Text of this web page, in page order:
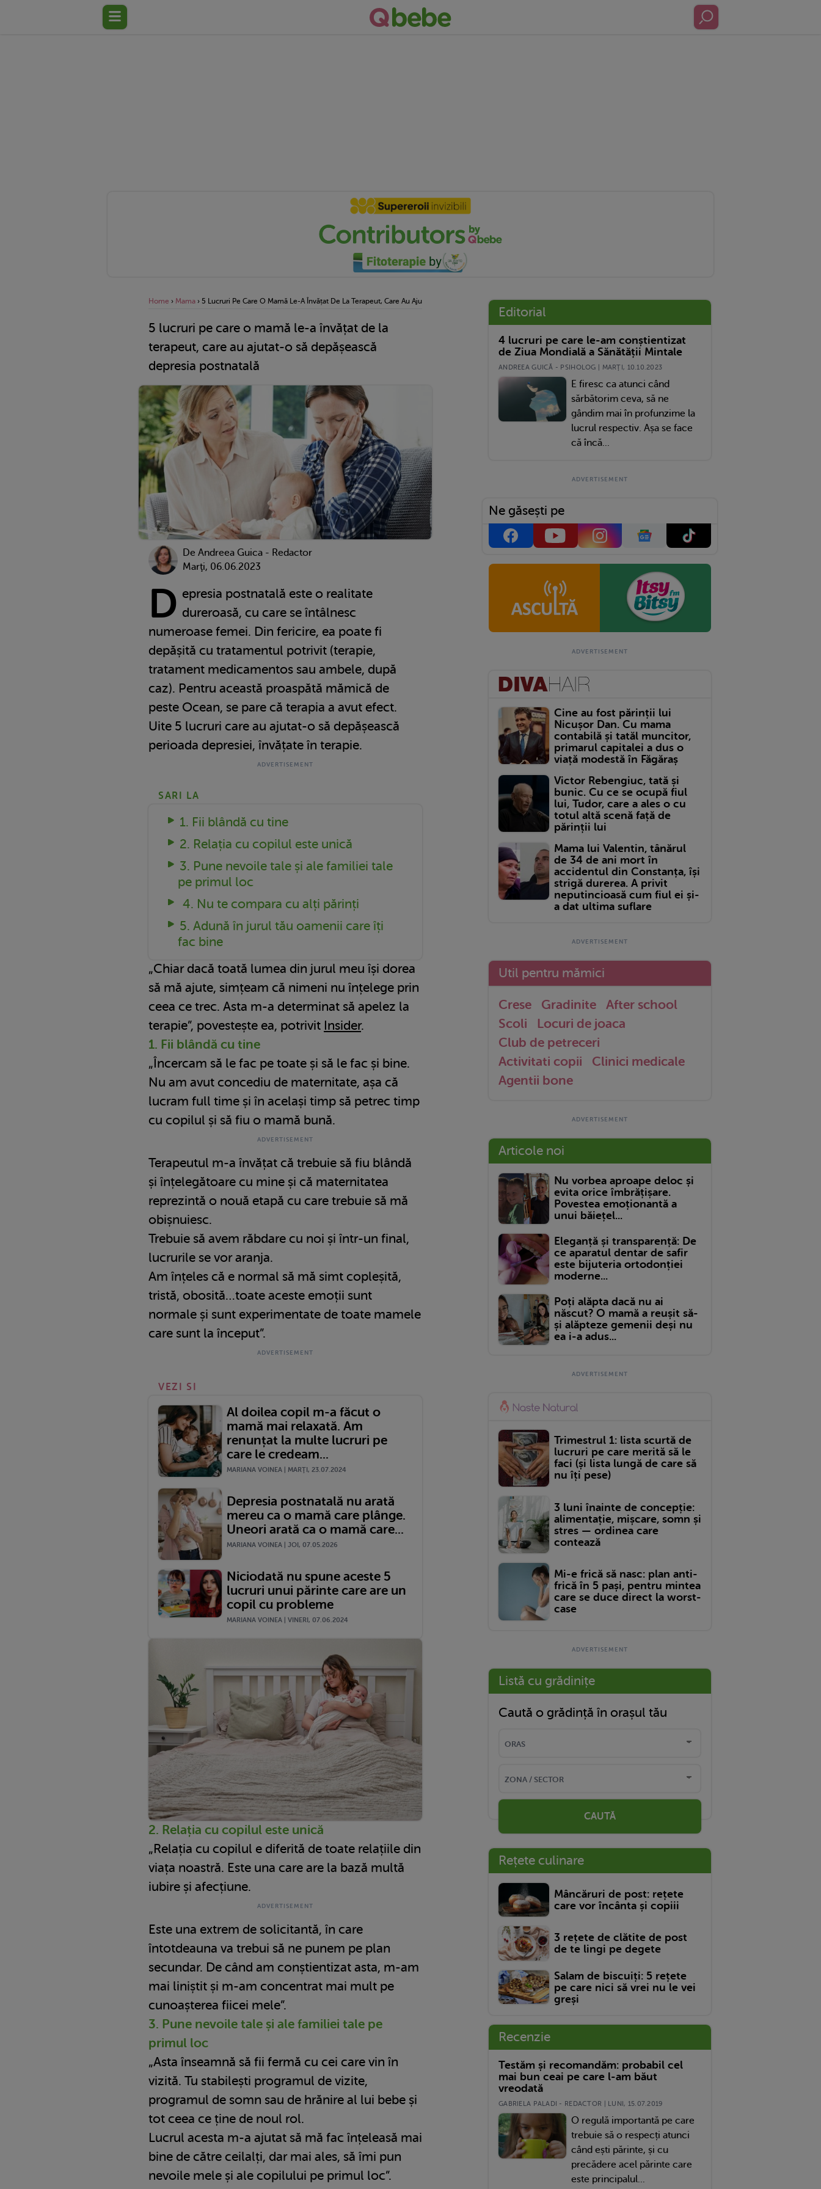
Home › Mama › 5 Lucruri Pe Care O Mamă Le-A Învățat De La Terapeut, Care Au Ajutat-O Să Depășească Depresia Postnatală
5 lucruri pe care o mamă le-a învățat de la
terapeut, care au ajutat-o să depășească
depresia postnatală
De Andreea Guica - Redactor
Marţi, 06.06.2023
D epresia postnatală este o realitate
dureroasă, cu care se întâlnesc
numeroase femei. Din fericire, ea poate fi
depășită cu tratamentul potrivit (terapie,
tratament medicamentos sau ambele, după
caz). Pentru această proaspătă mămică de
peste Ocean, se pare că terapia a avut efect.
Uite 5 lucruri care au ajutat-o să depășească
perioada depresiei, învățate în terapie.
SARI LA
1. Fii blândă cu tine
2. Relația cu copilul este unică
3. Pune nevoile tale și ale familiei tale
pe primul loc
4. Nu te compara cu alți părinți
5. Adună în jurul tău oamenii care îți
fac bine
„Chiar dacă toată lumea din jurul meu își dorea
să mă ajute, simțeam că nimeni nu înțelege prin
ceea ce trec. Asta m-a determinat să apelez la
terapie”, povestește ea, potrivit Insider.
1. Fii blândă cu tine
„Încercam să le fac pe toate și să le fac și bine.
Nu am avut concediu de maternitate, așa că
lucram full time și în același timp să petrec timp
cu copilul și să fiu o mamă bună.
Terapeutul m-a învățat că trebuie să fiu blândă
și înțelegătoare cu mine și că maternitatea
reprezintă o nouă etapă cu care trebuie să mă
obișnuiesc.
Trebuie să avem răbdare cu noi și într-un final,
lucrurile se vor aranja.
Am înțeles că e normal să mă simt copleșită,
tristă, obosită…toate aceste emoții sunt
normale și sunt experimentate de toate mamele
care sunt la început”.
VEZI SI
Al doilea copil m-a făcut o
mamă mai relaxată. Am
renunțat la multe lucruri pe
care le credeam...
MARIANA VOINEA | MARŢI, 23.07.2024
Depresia postnatală nu arată
mereu ca o mamă care plânge.
Uneori arată ca o mamă care...
MARIANA VOINEA | JOI, 07.05.2026
Niciodată nu spune aceste 5
lucruri unui părinte care are un
copil cu probleme
MARIANA VOINEA | VINERI, 07.06.2024
2. Relația cu copilul este unică
„Relația cu copilul e diferită de toate relațiile din
viața noastră. Este una care are la bază multă
iubire și afecțiune.
Este una extrem de solicitantă, în care
întotdeauna va trebui să ne punem pe plan
secundar. De când am conștientizat asta, m-am
mai liniștit și m-am concentrat mai mult pe
cunoașterea fiicei mele”.
3. Pune nevoile tale și ale familiei tale pe
primul loc
„Asta înseamnă să fii fermă cu cei care vin în
vizită. Tu stabilești programul de vizite,
programul de somn sau de hrănire al lui bebe și
tot ceea ce ține de noul rol.
Lucrul acesta m-a ajutat să mă fac înțeleasă mai
bine de către ceilalți, dar mai ales, să îmi pun
nevoile mele și ale copilului pe primul loc”.
Editorial
4 lucruri pe care le-am conștientizat
de Ziua Mondială a Sănătății Mintale
ANDREEA GUICĂ - PSIHOLOG | MARŢI, 10.10.2023
E firesc ca atunci când
sărbătorim ceva, să ne
gândim mai în profunzime la
lucrul respectiv. Așa se face
că încă...
Ne găsești pe
Cine au fost părinții lui
Nicușor Dan. Cu mama
contabilă și tatăl muncitor,
primarul capitalei a dus o
viață modestă în Făgăraș
Victor Rebengiuc, tată și
bunic. Cu ce se ocupă fiul
lui, Tudor, care a ales o cu
totul altă scenă față de
părinții lui
Mama lui Valentin, tânărul
de 34 de ani mort în
accidentul din Constanța, își
strigă durerea. A privit
neputincioasă cum fiul ei și-
a dat ultima suflare
Util pentru mămici
Crese Gradinite
After school
Scoli
Locuri de joaca
Club de petreceri
Activitati copii
Clinici medicale
Agentii bone
Articole noi
Nu vorbea aproape deloc și
evita orice îmbrățișare.
Povestea emoționantă a
unui băiețel...
Eleganță și transparență: De
ce aparatul dentar de safir
este bijuteria ortodonției
moderne...
Poți alăpta dacă nu ai
născut? O mamă a reușit să-
și alăpteze gemenii deși nu
ea i-a adus...
Trimestrul 1: lista scurtă de
lucruri pe care merită să le
faci (și lista lungă de care să
nu îți pese)
3 luni înainte de concepție:
alimentație, mișcare, somn și
stres — ordinea care
contează
Mi-e frică să nasc: plan anti-
frică în 5 pași, pentru mintea
care se duce direct la worst-
case
Listă cu grădinițe
Caută o grădință în orașul tău
CAUTĂ
Rețete culinare
Mâncăruri de post: rețete
care vor încânta și copiii
3 rețete de clătite de post
de te lingi pe degete
Salam de biscuiți: 5 rețete
pe care nici să vrei nu le vei
greși
Recenzie
Testăm și recomandăm: probabil cel
mai bun ceai pe care l-am băut
vreodată
GABRIELA PALADI - REDACTOR | LUNI, 15.07.2019
O regulă importantă pe care
trebuie să o respecți atunci
când ești părinte, și cu
precădere acel părinte care
este principalul...